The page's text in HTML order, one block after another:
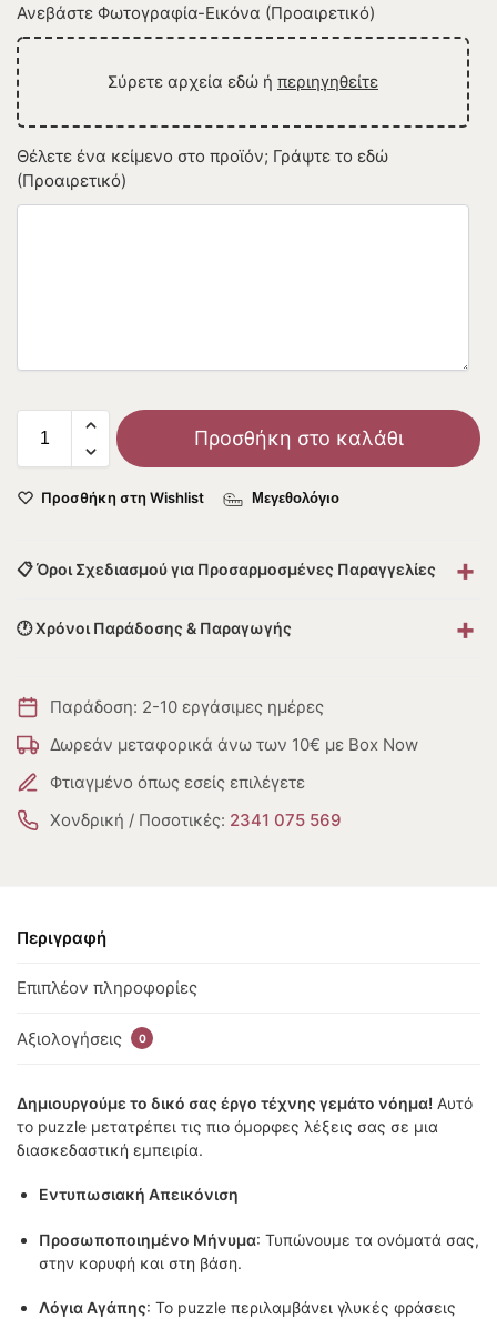
Ανεβάστε Φωτογραφία-Εικόνα (Προαιρετικό)
Σύρετε αρχεία εδώ ή περιηγηθείτε
Θέλετε ένα κείμενο στο προϊόν; Γράψτε το εδώ
(Προαιρετικό)
Προσθήκη στο καλάθι
Προσθήκη στη Wishlist Μεγεθολόγιο
📋 Όροι Σχεδιασμού για Προσαρμοσμένες Παραγγελίες +
🕐 Χρόνοι Παράδοσης & Παραγωγής +
Παράδοση: 2-10 εργάσιμες ημέρες
Δωρεάν μεταφορικά άνω των 10€ με Box Now
Φτιαγμένο όπως εσείς επιλέγετε
Χονδρική / Ποσοτικές: 2341 075 569
Περιγραφή
Επιπλέον πληροφορίες
Αξιολογήσεις 0
Δημιουργούμε το δικό σας έργο τέχνης γεμάτο νόημα! Αυτό
το puzzle μετατρέπει τις πιο όμορφες λέξεις σας σε μια
διασκεδαστική εμπειρία.
Εντυπωσιακή Απεικόνιση
Προσωποποιημένο Μήνυμα: Τυπώνουμε τα ονόματά σας,
στην κορυφή και στη βάση.
Λόγια Αγάπης: Το puzzle περιλαμβάνει γλυκές φράσεις